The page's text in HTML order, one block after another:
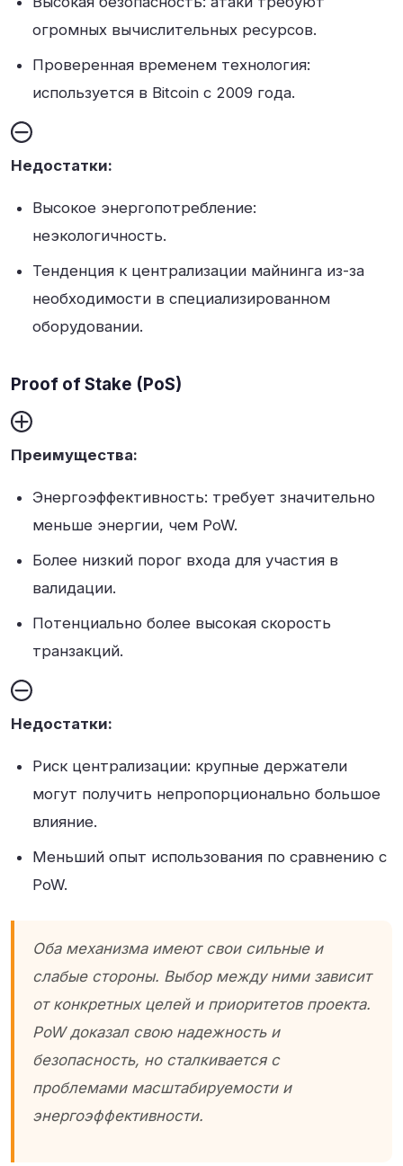
огромных вычислительных ресурсов.
Проверенная временем технология:
используется в Bitcoin с 2009 года.
Недостатки:
Высокое энергопотребление:
неэкологичность.
Тенденция к централизации майнинга из-за
необходимости в специализированном
оборудовании.
Proof of Stake (PoS)
Преимущества:
Энергоэффективность: требует значительно
меньше энергии, чем PoW.
Более низкий порог входа для участия в
валидации.
Потенциально более высокая скорость
транзакций.
Недостатки:
Риск централизации: крупные держатели
могут получить непропорционально большое
влияние.
Меньший опыт использования по сравнению с
PoW.
Оба механизма имеют свои сильные и
слабые стороны. Выбор между ними зависит
от конкретных целей и приоритетов проекта.
PoW доказал свою надежность и
безопасность, но сталкивается с
проблемами масштабируемости и
энергоэффективности.